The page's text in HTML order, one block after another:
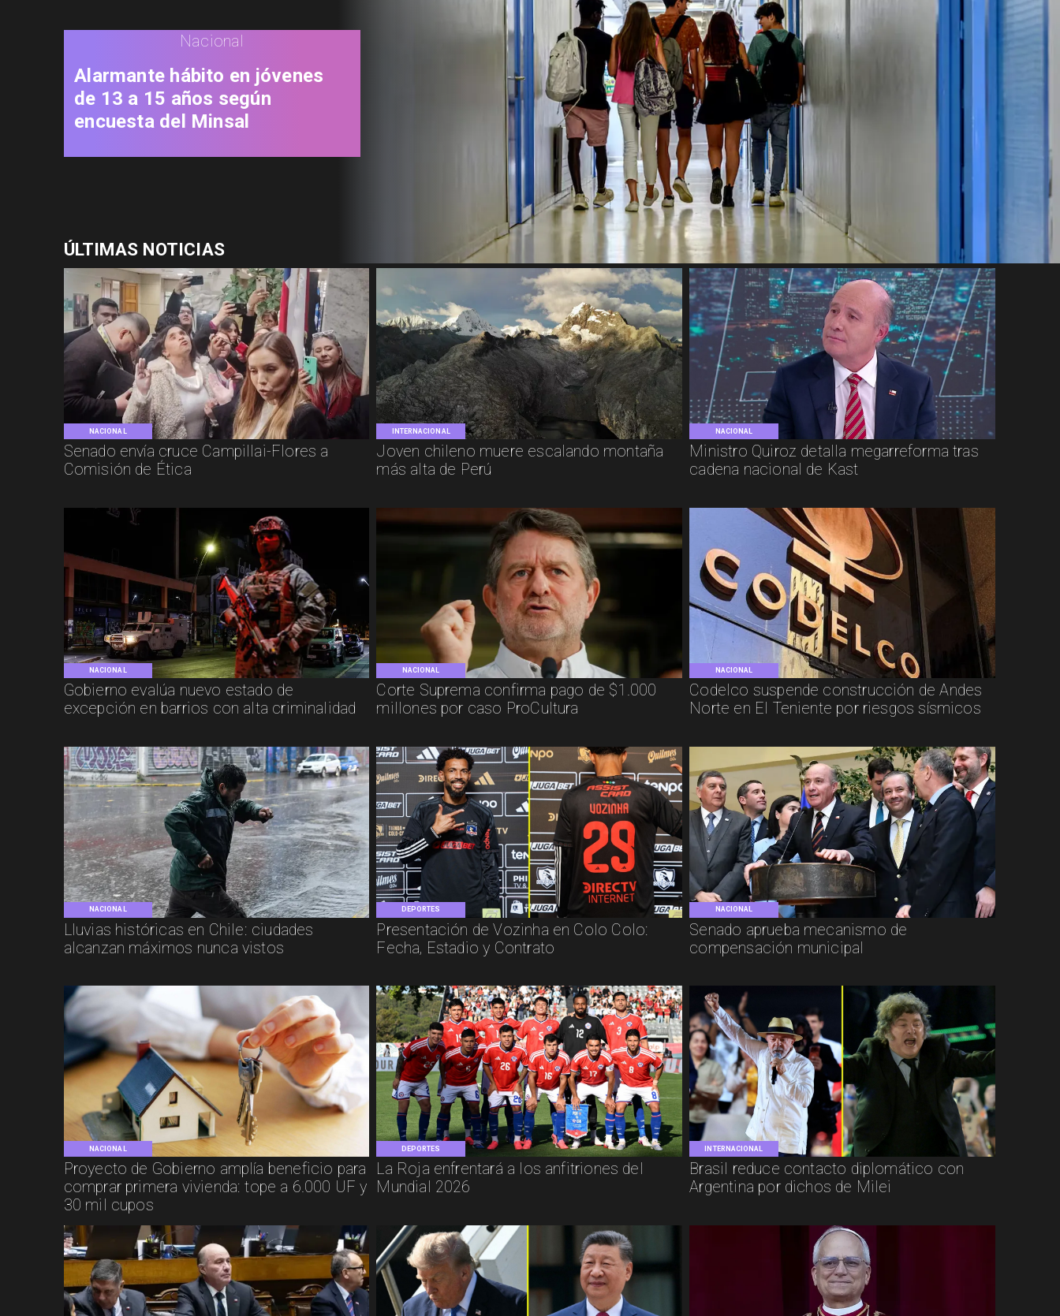
NACIONAL
Senado envía cruce Campillai-Flores a
Comisión de Ética
INTERNACIONAL
Joven chileno muere escalando montaña
más alta de Perú
NACIONAL
Ministro Quiroz detalla megarreforma tras
cadena nacional de Kast
NACIONAL
Gobierno evalúa nuevo estado de
excepción en barrios con alta criminalidad
NACIONAL
Corte Suprema confirma pago de $1.000
millones por caso ProCultura
NACIONAL
Codelco suspende construcción de Andes
Norte en El Teniente por riesgos sísmicos
NACIONAL
Lluvias históricas en Chile: ciudades
alcanzan máximos nunca vistos
DEPORTES
Presentación de Vozinha en Colo Colo:
Fecha, Estadio y Contrato
NACIONAL
Senado aprueba mecanismo de
compensación municipal
NACIONAL
Proyecto de Gobierno amplía beneficio para
comprar primera vivienda: tope a 6.000 UF y
30 mil cupos
DEPORTES
La Roja enfrentará a los anfitriones del
Mundial 2026
INTERNACIONAL
Brasil reduce contacto diplomático con
Argentina por dichos de Milei
Nacional
Alarmante hábito en jóvenes
de 13 a 15 años según
encuesta del Minsal
ÚLTIMAS NOTICIAS